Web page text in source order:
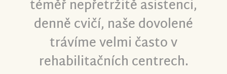
téměř nepřetržitě asistenci,
denně cvičí, naše dovolené
trávíme velmi často v
rehabilitačních centrech.